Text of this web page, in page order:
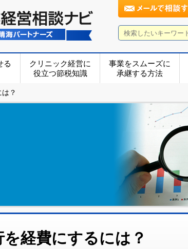
る
クリニック経営に
役立つ節税知識
事業をスムーズに
承継する方法
？
経費にするには？